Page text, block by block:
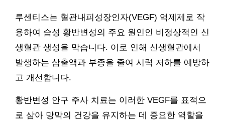
루센티스는 혈관내피성장인자(VEGF) 억제제로 작
용하여 습성 황반변성의 주요 원인인 비정상적인 신
생혈관 생성을 막습니다. 이로 인해 신생혈관에서
발생하는 삼출액과 부종을 줄여 시력 저하를 예방하
고 개선합니다.
황반변성 안구 주사 치료는 이러한 VEGF를 표적으
로 삼아 망막의 건강을 유지하는 데 중요한 역할을